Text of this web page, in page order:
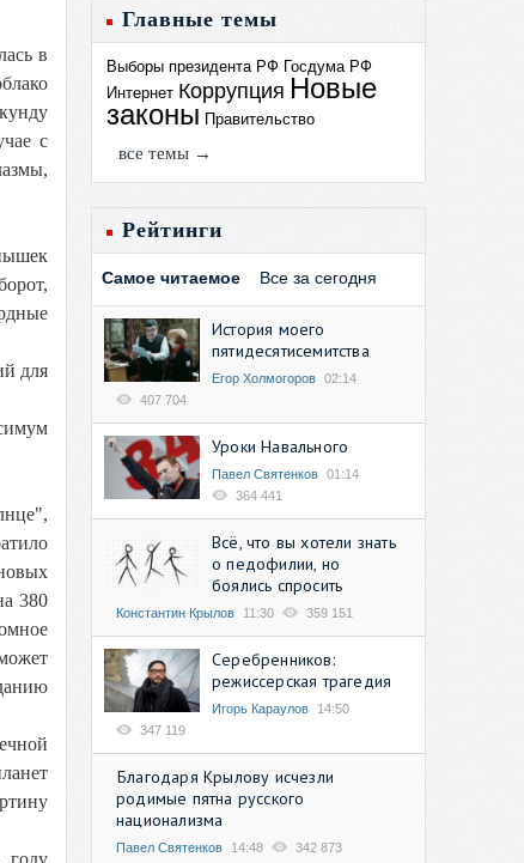
в
с
для
380
году
Главные темы
Выборы президента РФ Госдума РФ
Интернет Коррупция Новые
законы Правительство
все темы →
Рейтинги
Самое читаемое Все за сегодня
История моего
пятидесятисемитства
Егор Холмогоров 02:14
407 704
Уроки Навального
Павел Святенков 01:14
364 441
Всё, что вы хотели знать
о педофилии, но
боялись спросить
Константин Крылов 11:30 359 151
Серебренников:
режиссерская трагедия
Игорь Караулов
14:50
347 119
Благодаря Крылову исчезли
родимые пятна русского
национализма
Павел Святенков 14:48 342 873